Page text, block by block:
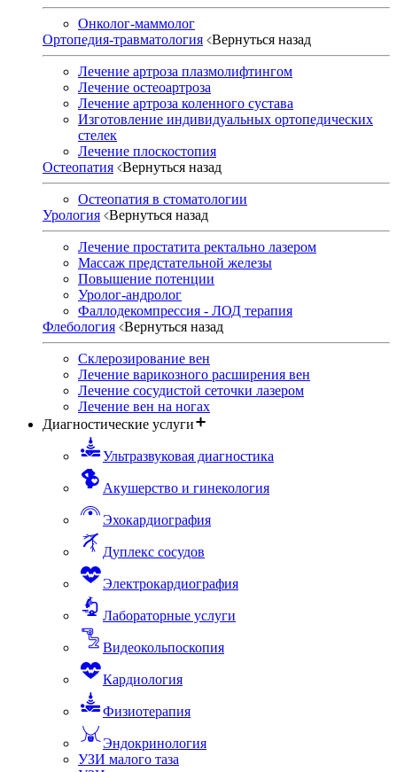
Онколог-маммолог
Ортопедия-травматология Вернуться назад
Лечение артроза плазмолифтингом
Лечение остеоартроза
Лечение артроза коленного сустава
Изготовление индивидуальных ортопедических
стелек
Лечение плоскостопия
Остеопатия Вернуться назад
Остеопатия в стоматологии
Урология Вернуться назад
Лечение простатита ректально лазером
Массаж предстательной железы
Повышение потенции
Уролог-андролог
Фаллодекомпрессия - ЛОД терапия
Флебология Вернуться назад
Склерозирование вен
Лечение варикозного расширения вен
Лечение сосудистой сеточки лазером
Лечение вен на ногах
Диагностические услуги
Ультразвуковая диагностика
Акушерство и гинекология
Эхокардиография
Дуплекс сосудов
Электрокардиография
Лабораторные услуги
Видеокольпоскопия
Кардиология
Физиотерапия
Эндокринология
УЗИ малого таза